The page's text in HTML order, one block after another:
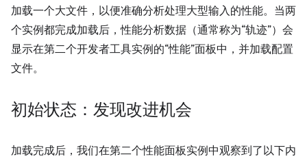
加载一个大文件，以便准确分析处理大型输入的性能。当两
个实例都完成加载后，性能分析数据（通常称为“轨迹”）会
显示在第二个开发者工具实例的“性能”面板中，并加载配置
文件。
初始状态：发现改进机会
加载完成后，我们在第二个性能面板实例中观察到了以下内